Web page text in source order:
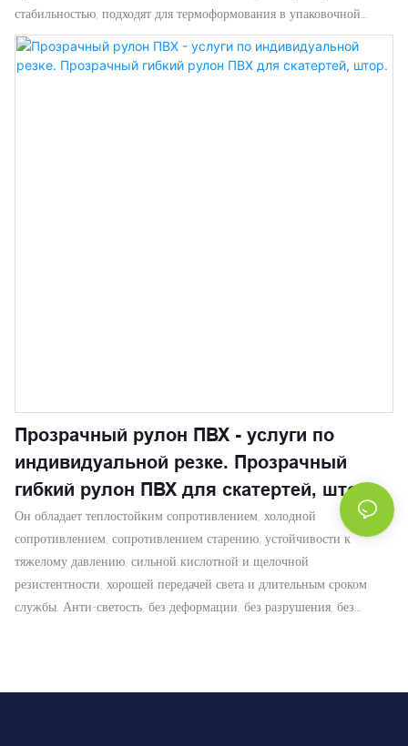
стабильностью, подходят для термоформования в упаковочной
промышленности. Листы ПЭТ — это термопластичные листы,
изготовленные из полиэтилентерефталатной смолы. ПЭТ позволяет
Прозрачный рулон ПВХ - услуги по
индивидуальной резке. Прозрачный
гибкий рулон ПВХ для скатертей, штор.
Он обладает теплостойким сопротивлением, холодной
сопротивлением, сопротивлением старению, устойчивости к
тяжелому давлению, сильной кислотной и щелочной
резистентности, хорошей передачей света и длительным сроком
службы. Анти-светость, без деформации, без разрушения, без